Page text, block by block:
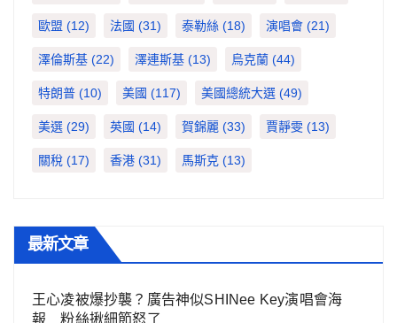
歐盟 (12) 法國 (31) 泰勒絲 (18) 演唱會 (21)
澤倫斯基 (22) 澤連斯基 (13) 烏克蘭 (44)
特朗普 (10) 美國 (117) 美國總統大選 (49)
美選 (29) 英國 (14) 賀錦麗 (33) 賈靜雯 (13)
關稅 (17) 香港 (31) 馬斯克 (13)
最新文章
王心凌被爆抄襲？廣告神似SHINee Key演唱會海
報 粉絲揪細節怒了